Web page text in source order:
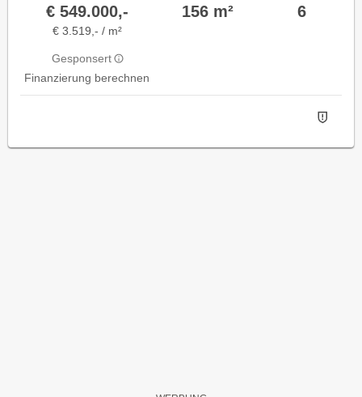
€ 549.000,-
€ 3.519,- / m²
Gesponsert
Finanzierung berechnen
156 m² 6